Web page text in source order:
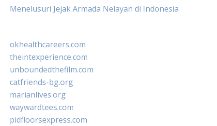
Menelusuri Jejak Armada Nelayan di Indonesia
okhealthcareers.com
theintexperience.com
unboundedthefilm.com
catfriends-bg.org
marianlives.org
waywardtees.com
pidfloorsexpress.com